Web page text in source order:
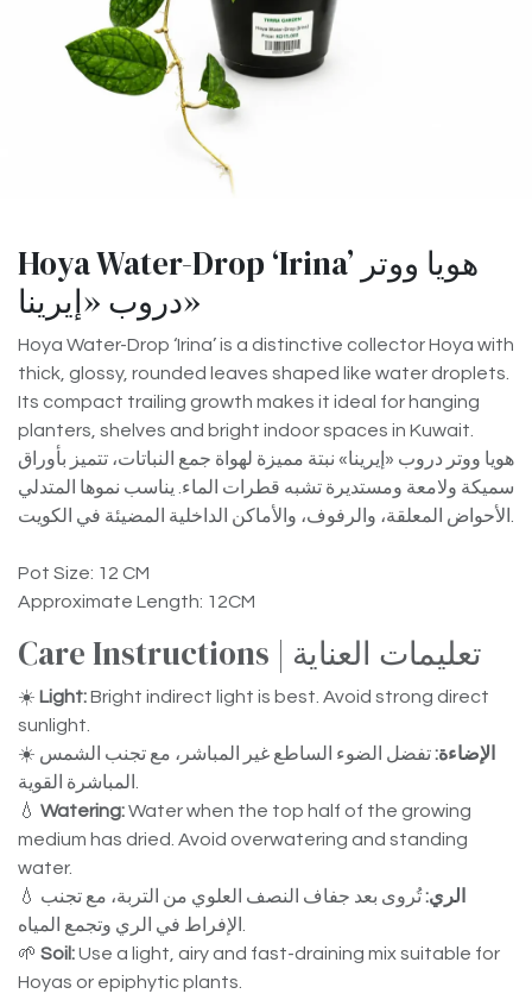
Hoya Water-Drop ‘Irina’ هويا ووتر
دروب «إيرينا»
Hoya Water-Drop ‘Irina’ is a distinctive collector Hoya with
thick, glossy, rounded leaves shaped like water droplets.
Its compact trailing growth makes it ideal for hanging
planters, shelves and bright indoor spaces in Kuwait.
هويا ووتر دروب «إيرينا» نبتة مميزة لهواة جمع النباتات، تتميز بأوراق
سميكة ولامعة ومستديرة تشبه قطرات الماء. يناسب نموها المتدلي
الأحواض المعلقة، والرفوف، والأماكن الداخلية المضيئة في الكويت.
Pot Size: 12 CM
Approximate Length: 12CM
Care Instructions | تعليمات العناية
☀️ Light:Bright indirect light is best. Avoid strong direct
sunlight.
☀️
الإضاءة:تفضل الضوء الساطع غير المباشر، مع تجنب الشمس
المباشرة القوية.
💧 Watering:Water when the top half of the growing
medium has dried. Avoid overwatering and standing
water.
💧
الري:تُروى بعد جفاف النصف العلوي من التربة، مع تجنب
الإفراط في الري وتجمع المياه.
🌱 Soil:Use a light, airy and fast-draining mix suitable for
Hoyas or epiphytic plants.